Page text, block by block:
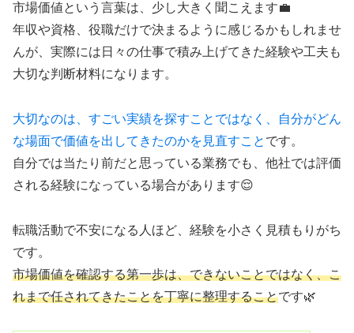
市場価値という言葉は、少し大きく聞こえます💼
年収や資格、役職だけで決まるように感じるかもしれませ
んが、実際には日々の仕事で積み上げてきた経験や工夫も
大切な判断材料になります。
大切なのは、すごい実績を探すことではなく、自分がどん
な場面で価値を出してきたのかを見直すこと です。
自分では当たり前だと思っている業務でも、他社では評価
される経験になっている場合があります😌
転職活動で不安になる人ほど、経験を小さく見積もりがち
です。
市場価値を確認する第一歩は、できないことではなく、こ
れまで任されてきたことを丁寧に整理することです🌿